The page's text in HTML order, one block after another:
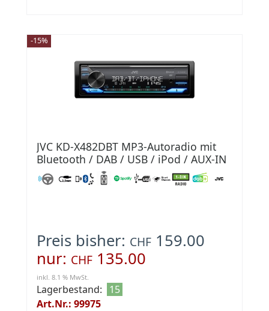
-15%
JVC KD-X482DBT MP3-Autoradio mit
Bluetooth / DAB / USB / iPod / AUX-IN
Preis bisher: CHF 159.00
nur: CHF 135.00
inkl. 8.1 % MwSt.
Lagerbestand:
15
Art.Nr.: 99975